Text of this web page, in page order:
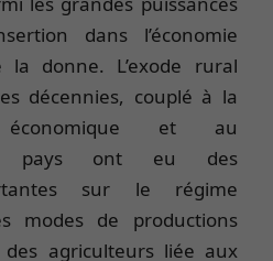
dans l’économie
donne. L’exode rural
décennies, couplé à la
et au
pays ont eu des
sur le régime
modes de productions
des agriculteurs liée aux